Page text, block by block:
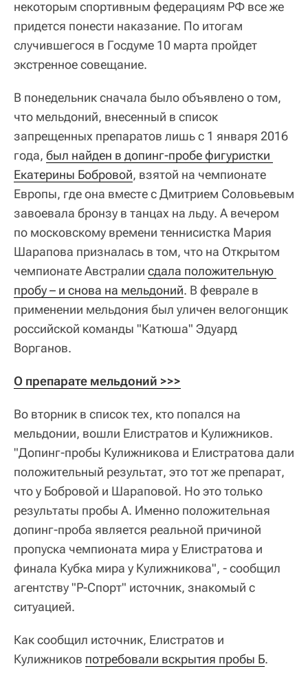
некоторым спортивным федерациям РФ все же
придется понести наказание. По итогам
случившегося в Госдуме 10 марта пройдет
экстренное совещание.
В понедельник сначала было объявлено о том,
что мельдоний, внесенный в список
запрещенных препаратов лишь с 1 января 2016
года, был найден в допинг-пробе фигуристки
Екатерины Бобровой, взятой на чемпионате
Европы, где она вместе с Дмитрием Соловьевым
завоевала бронзу в танцах на льду. А вечером
по московскому времени теннисистка Мария
Шарапова призналась в том, что на Открытом
чемпионате Австралии сдала положительную
пробу – и снова на мельдоний. В феврале в
применении мельдония был уличен велогонщик
российской команды "Катюша" Эдуард
Ворганов.
О препарате мельдоний >>>
Во вторник в список тех, кто попался на
мельдонии, вошли Елистратов и Кулижников.
"Допинг-пробы Кулижникова и Елистратова дали
положительный результат, это тот же препарат,
что у Бобровой и Шараповой. Но это только
результаты пробы А. Именно положительная
допинг-проба является реальной причиной
пропуска чемпионата мира у Елистратова и
финала Кубка мира у Кулижникова", - сообщил
агентству "Р-Спорт" источник, знакомый с
ситуацией.
Как сообщил источник, Елистратов и
Кулижников потребовали вскрытия пробы Б.